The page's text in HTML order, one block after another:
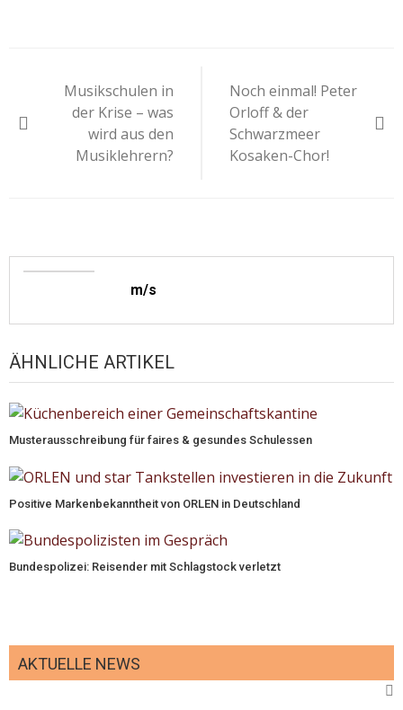
Musikschulen in
der Krise – was
wird aus den
Musiklehrern?
Noch einmal! Peter
Orloff & der
Schwarzmeer
Kosaken-Chor!
m/s
ÄHNLICHE ARTIKEL
Musterausschreibung für faires & gesundes Schulessen
Positive Markenbekanntheit von ORLEN in Deutschland
Bundespolizei: Reisender mit Schlagstock verletzt
AKTUELLE NEWS